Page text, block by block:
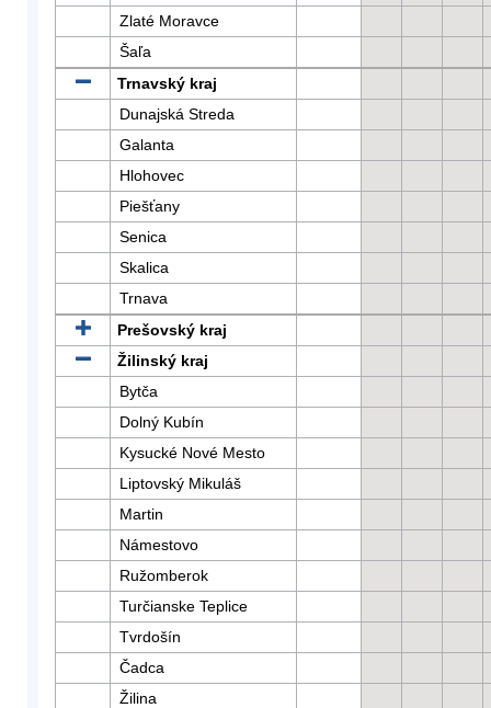
Zlaté Moravce
Šaľa
Trnavský kraj
Dunajská Streda
Galanta
Hlohovec
Piešťany
Senica
Skalica
Trnava
Prešovský kraj
Žilinský kraj
Bytča
Dolný Kubín
Kysucké Nové Mesto
Liptovský Mikuláš
Martin
Námestovo
Ružomberok
Turčianske Teplice
Tvrdošín
Čadca
Žilina